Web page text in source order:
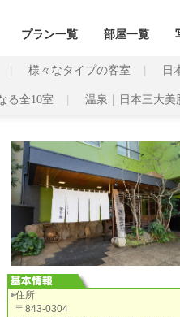
プラン一覧 部屋一覧
様々なタイプの客室 日
る全10室 温泉｜日本三大美
住所
〒843-0304